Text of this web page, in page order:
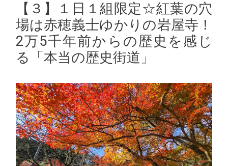
【３】１日１組限定☆紅葉の穴
場は赤穂義士ゆかりの岩屋寺！
2万5千年前からの歴史を感じ
る「本当の歴史街道」